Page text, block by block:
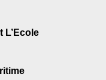
L’Ecole